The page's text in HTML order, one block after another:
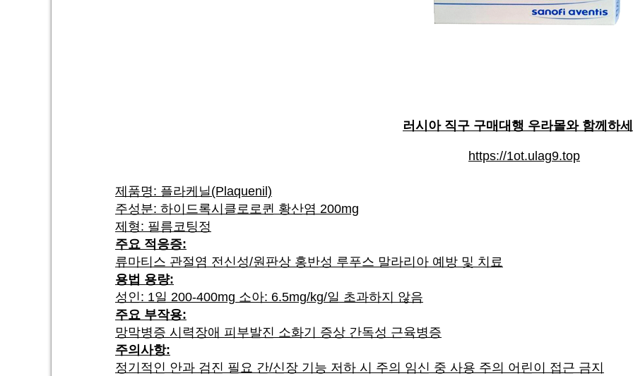
러시아 직구 구매대행 우라몰와 함께하
https://1ot.ulag9.top
제품명: 플라케닐(Plaquenil)
주성분: 하이드록시클로로퀸 황산염 200mg
제형: 필름코팅정
주요 적응증:
류마티스 관절염 전신성/원판상 홍반성 루푸스 말라리아 예방 및 치료
용법 용량:
성인: 1일 200-400mg 소아: 6.5mg/kg/일 초과하지 않음
주요 부작용:
망막병증 시력장애 피부발진 소화기 증상 간독성 근육병증
주의사항:
정기적인 안과 검진 필요 간/신장 기능 저하 시 주의 임신 중 사용 주의 어린이 접근 금지